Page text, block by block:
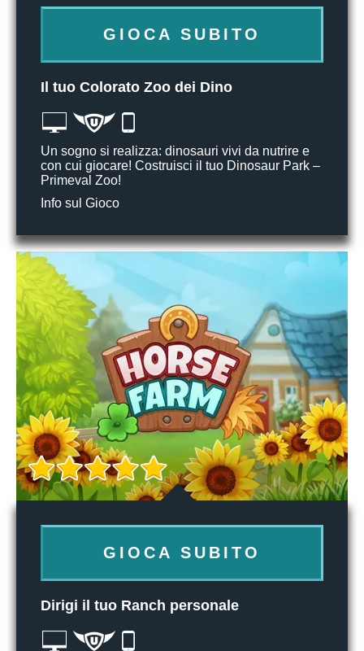
GIOCA SUBITO
Il tuo Colorato Zoo dei Dino
Un sogno si realizza: dinosauri vivi da nutrire e
con cui giocare! Costruisci il tuo Dinosaur Park –
Primeval Zoo!
Info sul Gioco
GIOCA SUBITO
Dirigi il tuo Ranch personale